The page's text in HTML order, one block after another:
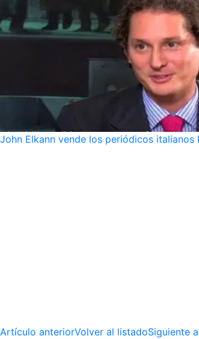
John Elkann vende los periódicos
Artículo anteriorVolver al listadoSiguiente